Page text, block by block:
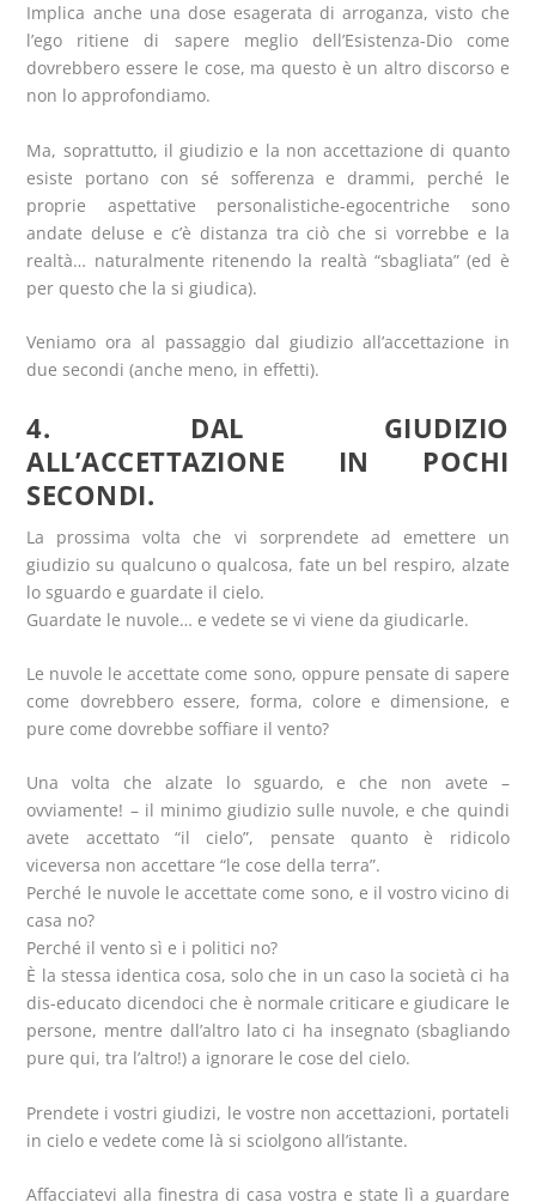
Implica anche una dose esagerata di arroganza, visto che
l’ego ritiene di sapere meglio dell’Esistenza-Dio come
dovrebbero essere le cose, ma questo è un altro discorso e
non lo approfondiamo.
Ma, soprattutto, il giudizio e la non accettazione di quanto
esiste portano con sé sofferenza e drammi, perché le
proprie aspettative personalistiche-egocentriche sono
andate deluse e c’è distanza tra ciò che si vorrebbe e la
realtà… naturalmente ritenendo la realtà “sbagliata” (ed è
per questo che la si giudica).
Veniamo ora al passaggio dal giudizio all’accettazione in
due secondi (anche meno, in effetti).
4. DAL GIUDIZIO
ALL’ACCETTAZIONE IN POCHI
SECONDI.
La prossima volta che vi sorprendete ad emettere un
giudizio su qualcuno o qualcosa, fate un bel respiro, alzate
lo sguardo e guardate il cielo.
Guardate le nuvole… e vedete se vi viene da giudicarle.
Le nuvole le accettate come sono, oppure pensate di sapere
come dovrebbero essere, forma, colore e dimensione, e
pure come dovrebbe soffiare il vento?
Una volta che alzate lo sguardo, e che non avete –
ovviamente! – il minimo giudizio sulle nuvole, e che quindi
avete accettato “il cielo”, pensate quanto è ridicolo
viceversa non accettare “le cose della terra”.
Perché le nuvole le accettate come sono, e il vostro vicino di
casa no?
Perché il vento sì e i politici no?
È la stessa identica cosa, solo che in un caso la società ci ha
dis-educato dicendoci che è normale criticare e giudicare le
persone, mentre dall’altro lato ci ha insegnato (sbagliando
pure qui, tra l’altro!) a ignorare le cose del cielo.
Prendete i vostri giudizi, le vostre non accettazioni, portateli
in cielo e vedete come là si sciolgono all’istante.
Affacciatevi alla finestra di casa vostra e state lì a guardare